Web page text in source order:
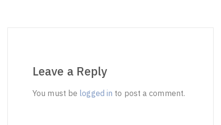
Leave a Reply
You must be logged in to post a comment.